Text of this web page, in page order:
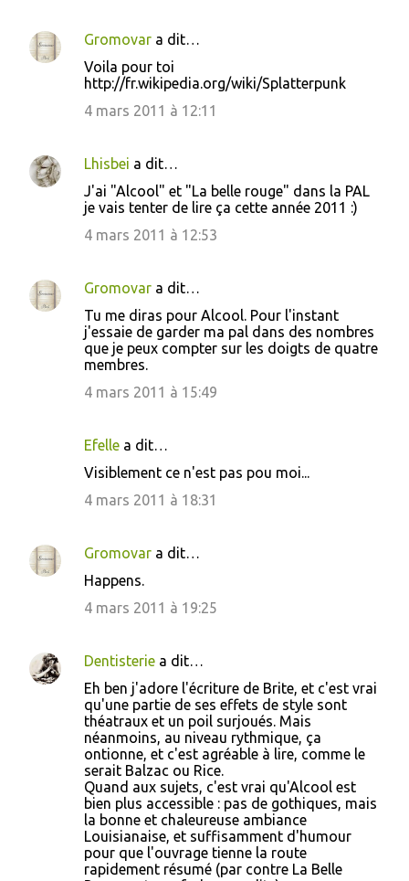
Gromovar a dit…
Voila pour toi
http://fr.wikipedia.org/wiki/Splatterpunk
4 mars 2011 à 12:11
Lhisbei a dit…
J'ai "Alcool" et "La belle rouge" dans la PAL
je vais tenter de lire ça cette année 2011 :)
4 mars 2011 à 12:53
Gromovar a dit…
Tu me diras pour Alcool. Pour l'instant
j'essaie de garder ma pal dans des nombres
que je peux compter sur les doigts de quatre
membres.
4 mars 2011 à 15:49
Efelle a dit…
Visiblement ce n'est pas pou moi...
4 mars 2011 à 18:31
Gromovar a dit…
Happens.
4 mars 2011 à 19:25
Dentisterie a dit…
Eh ben j'adore l'écriture de Brite, et c'est vrai
qu'une partie de ses effets de style sont
théatraux et un poil surjoués. Mais
néanmoins, au niveau rythmique, ça
ontionne, et c'est agréable à lire, comme le
serait Balzac ou Rice.
Quand aux sujets, c'est vrai qu'Alcool est
bien plus accessible : pas de gothiques, mais
la bonne et chaleureuse ambiance
Louisianaise, et suffisamment d'humour
pour que l'ouvrage tienne la route
rapidement résumé (par contre La Belle